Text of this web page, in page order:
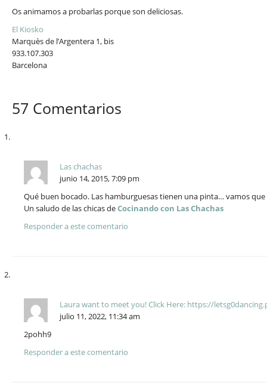
Os animamos a probarlas porque son deliciosas.
El Kiosko
Marquès de l’Argentera 1, bis
933.107.303
Barcelona
57 Comentarios
Las chachas
junio 14, 2015, 7:09 pm
Qué buen bocado. Las hamburguesas tienen una pinta… vamos
Un saludo de las chicas deCocinando con Las Chachas
Responder a este comentario
Laura want to meet you! Click Here: https://
julio 11, 2022, 11:34 am
2pohh9
Responder a este comentario